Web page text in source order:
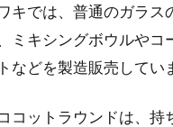
上白糖とグラニュー糖
用はできるの？
の飲みものなどに欠かせない
キでは、普通のガラス
ミキシングボウルやコ
などを製造販売してい
コットラウンドは、持